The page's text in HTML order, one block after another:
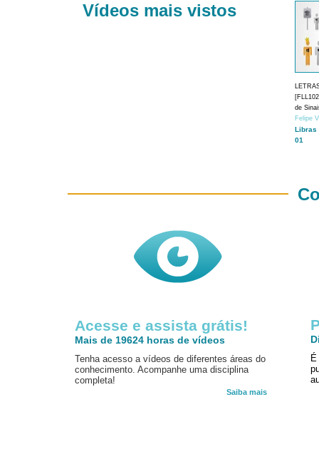
Vídeos mais vistos
de
Felipe
Libras
01
Acesse e assista grátis!
Mais de 19624 horas de vídeos
Tenha acesso a vídeos de diferentes áreas do
conhecimento. Acompanhe uma disciplina
completa!
Saiba mais